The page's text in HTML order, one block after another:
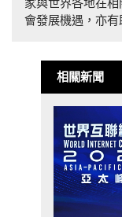
家與世界各地在
會發展機遇，亦有
相關新聞